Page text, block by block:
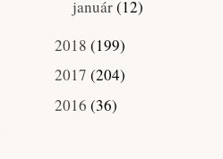
január(12)
2018 (199)
2017 (204)
2016 (36)